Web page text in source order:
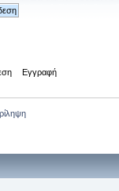
Εγγραφή